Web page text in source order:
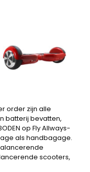
order zijn alle
batterij bevatten,
op Fly Allways-
als handbagage.
scooters,